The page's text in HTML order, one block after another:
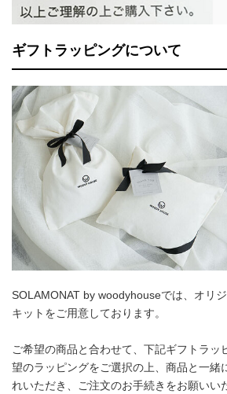
ギフトラッピングについて
SOLAMONAT by woodyhouseでは、オリ
キットをご用意しております。
ご希望の商品と合わせて、下記ギフトラッ
望のラッピングをご選択の上、商品と一緒
れいただき、ご注文のお手続きをお願いい